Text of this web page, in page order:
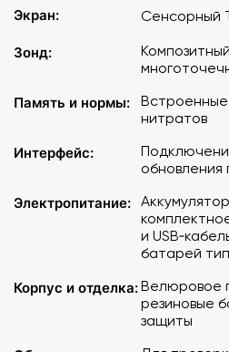
в комплекте поставляется шнур
компьютеру и фирменное
Особенности
цветной сенсорный дисплей
измерение уровня нитратов в
определение качества воды;
поиск зон с повышенным
измерение уровня
расширенный список продуктов;
композитный зонд;
подключение к компьютеру;
Экран:
Сенсорный
Зонд:
Память и нормы:
нитратов
Интерфейс:
обновления
Электропитание:
и
батарей
Корпус и отделка:Велюровое
резиновые
защиты